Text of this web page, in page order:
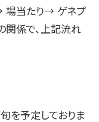
場当たり→ ゲネプ
関係で、上記流れ
を予定しておりま